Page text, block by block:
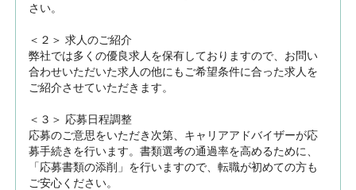
さい。
＜２＞ 求人のご紹介
弊社では多くの優良求人を保有しておりますので、お問い
合わせいただいた求人の他にもご希望条件に合った求人を
ご紹介させていただきます。
＜３＞ 応募日程調整
応募のご意思をいただき次第、キャリアアドバイザーが応
募手続きを行います。書類選考の通過率を高めるために、
「応募書類の添削」を行いますので、転職が初めての方も
ご安心ください。